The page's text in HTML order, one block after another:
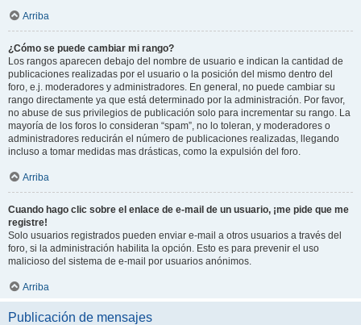
Arriba
¿Cómo se puede cambiar mi rango?
Los rangos aparecen debajo del nombre de usuario e indican la cantidad de
publicaciones realizadas por el usuario o la posición del mismo dentro del
foro, e.j. moderadores y administradores. En general, no puede cambiar su
rango directamente ya que está determinado por la administración. Por favor,
no abuse de sus privilegios de publicación solo para incrementar su rango. La
mayoría de los foros lo consideran “spam”, no lo toleran, y moderadores o
administradores reducirán el número de publicaciones realizadas, llegando
incluso a tomar medidas mas drásticas, como la expulsión del foro.
Arriba
Cuando hago clic sobre el enlace de e-mail de un usuario, ¡me pide que me
registre!
Solo usuarios registrados pueden enviar e-mail a otros usuarios a través del
foro, si la administración habilita la opción. Esto es para prevenir el uso
malicioso del sistema de e-mail por usuarios anónimos.
Arriba
Publicación de mensajes